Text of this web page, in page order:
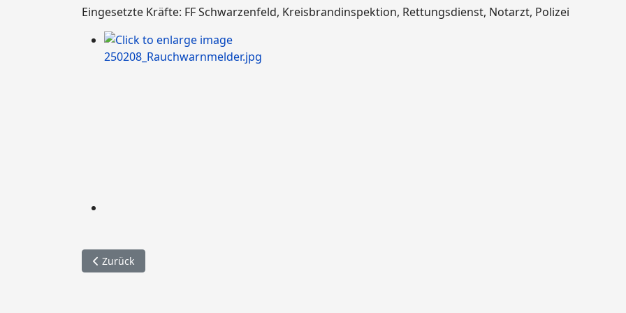
Eingesetzte Kräfte: FF Schwarzenfeld, Kreisbrandinspektion, Rettungsdienst, Notarzt, Polizei
Vorheriger Beitrag: 007. VU mehrere PKW / A93
Zurück